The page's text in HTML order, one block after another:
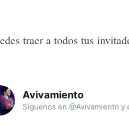
traer a todos tus
Avivamiento
Síguenos en @Avivamiento